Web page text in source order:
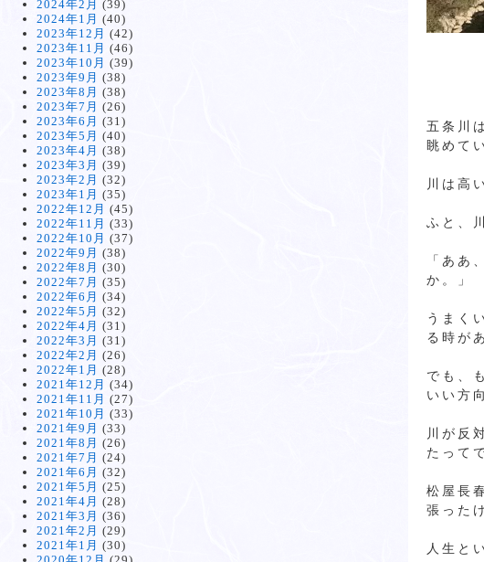
2024年2月 (39)
2024年1月 (40)
2023年12月 (42)
2023年11月 (46)
2023年10月 (39)
2023年9月 (38)
2023年8月 (38)
2023年7月 (26)
2023年6月 (31)
2023年5月 (40)
2023年4月 (38)
2023年3月 (39)
2023年2月 (32)
2023年1月 (35)
2022年12月 (45)
2022年11月 (33)
2022年10月 (37)
2022年9月 (38)
2022年8月 (30)
2022年7月 (35)
2022年6月 (34)
2022年5月 (32)
2022年4月 (31)
2022年3月 (31)
2022年2月 (26)
2022年1月 (28)
2021年12月 (34)
2021年11月 (27)
2021年10月 (33)
2021年9月 (33)
2021年8月 (26)
2021年7月 (24)
2021年6月 (32)
2021年5月 (25)
2021年4月 (28)
2021年3月 (36)
2021年2月 (29)
2021年1月 (30)
五条川
眺めて
川は高
ふと、
「ああ
か。」
うまく
る時が
でも、
いい方
川が反
たって
松屋長
張った
人生と